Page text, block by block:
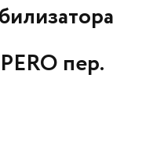
пер.